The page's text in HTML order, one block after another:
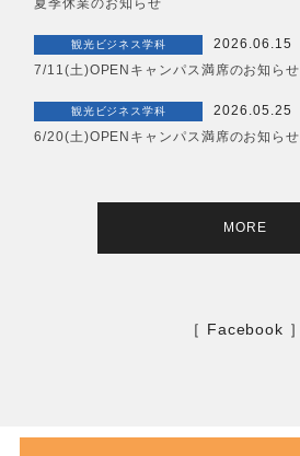
夏季休業のお知らせ
観光ビジネス学科
2026.06.15
7/11(土)OPENキャンパス満席のお知らせ
観光ビジネス学科
2026.05.25
6/20(土)OPENキャンパス満席のお知らせ
MORE
［ Facebook ］